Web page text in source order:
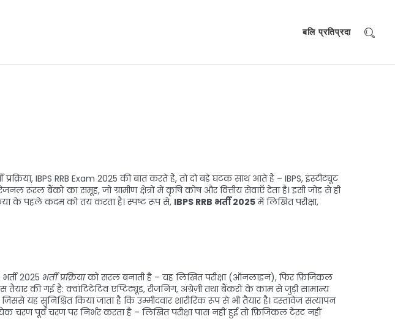
बलि प्रतिप्रदा
, IBPS RRB Exam 2025 की बात करते हैं, तो दो बड़े घटक साथ आते हैं – IBPS,इंस्टीट्यूट
रूरल बैंकों का समूह, जो ग्रामीण क्षेत्रों में कृषि कोष और वित्तीय सेवाएँ देता है। इसी जोड़ से ही
के पहले कदम को तय करता है। स्पष्ट रूप से, IBPS RRB भर्ती 2025में लिखित परीक्षा,
2025 भर्ती प्रक्रियाको सरल बनाती है – यह लिखित परीक्षा (ऑनलाइन), फिर फ़िजिकल
तैयार की गई है: क्वांटिटेटिव एप्टिट्यूड, रीजनिंग, अंग्रेज़ी तथा बैंकरों के काम से जुड़ी सामान्य
यह सुनिश्चित किया जाता है कि उम्मीदवार शारीरिक रूप से भी तैयार है। दस्तावेज़ सत्यापन
चरण पूर्व चरण पर निर्भर करता है – लिखित परीक्षा पास नहीं हुई तो फ़िजिकल टेस्ट नहीं